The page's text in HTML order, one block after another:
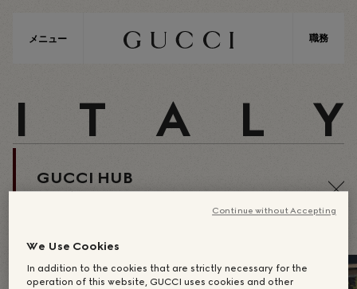
メニュー 職務
I T A L Y
GUCCI HUB
MILAN
We Use Cookies
In addition to the cookies that are strictly necessary for the
operation of this website, GUCCI uses cookies and other
Continue without Accepting